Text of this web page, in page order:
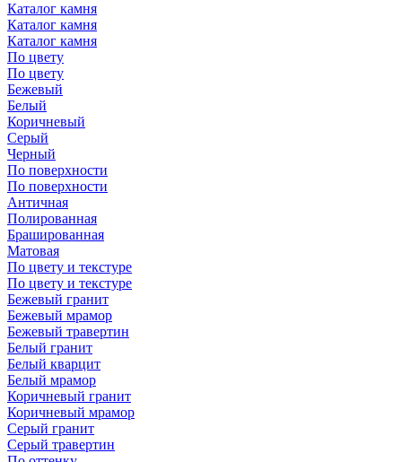
Каталог камня
Каталог камня
Каталог камня
По цвету
По цвету
Бежевый
Белый
Коричневый
Серый
Черный
По поверхности
По поверхности
Античная
Полированная
Брашированная
Матовая
По цвету и текстуре
По цвету и текстуре
Бежевый гранит
Бежевый мрамор
Бежевый травертин
Белый гранит
Белый кварцит
Белый мрамор
Коричневый гранит
Коричневый мрамор
Серый гранит
Серый травертин